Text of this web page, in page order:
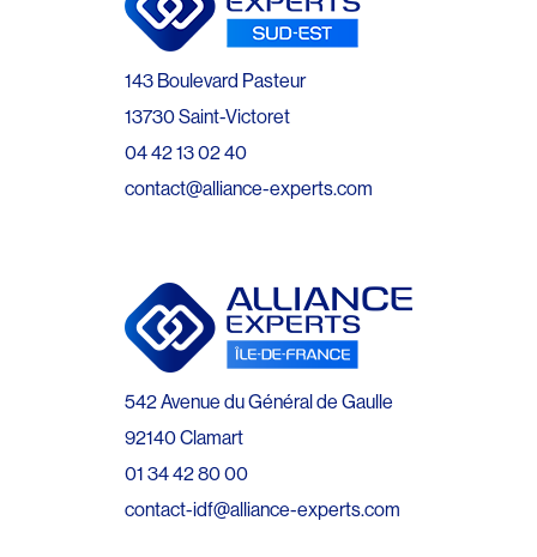
143 Boulevard Pasteur
13730 Saint-Victoret
04 42 13 02 40
contact@alliance-experts.com
542 Avenue du Général de Gaulle
92140 Clamart
01 34 42 80 00
contact-idf@alliance-experts.com